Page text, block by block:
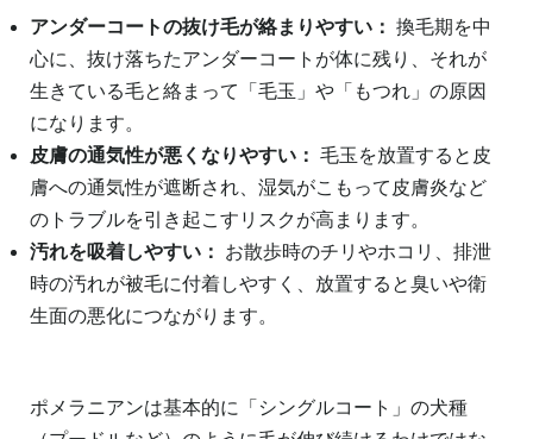
アンダーコートの抜け毛が絡まりやすい： 換毛期を中
心に、抜け落ちたアンダーコートが体に残り、それが
生きている毛と絡まって「毛玉」や「もつれ」の原因
になります。
皮膚の通気性が悪くなりやすい： 毛玉を放置すると皮
膚への通気性が遮断され、湿気がこもって皮膚炎など
のトラブルを引き起こすリスクが高まります。
汚れを吸着しやすい：
お散歩時のチリやホコリ、排泄
時の汚れが被毛に付着しやすく、放置すると臭いや衛
生面の悪化につながります。
ポメラニアンは基本的に「シングルコート」の犬種